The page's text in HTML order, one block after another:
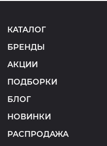
КАТАЛОГ
БРЕНДЫ
АКЦИИ
ПОДБОРКИ
БЛОГ
НОВИНКИ
РАСПРОДАЖА